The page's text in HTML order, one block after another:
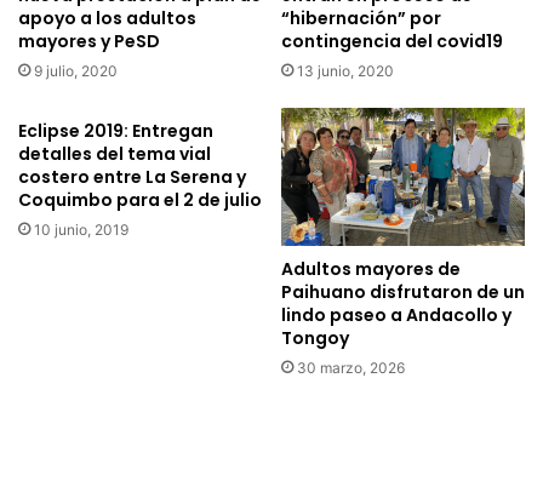
apoyo a los adultos
mayores y PeSD
9 julio, 2020
“hibernación” por
contingencia del covid19
13 junio, 2020
Eclipse 2019: Entregan
detalles del tema vial
costero entre La Serena y
Coquimbo para el 2 de julio
10 junio, 2019
Adultos mayores de
Paihuano disfrutaron de un
lindo paseo a Andacollo y
Tongoy
30 marzo, 2026